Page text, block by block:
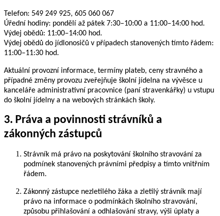
Telefon: 549 249 925, 605 060 067
Úřední hodiny: pondělí až pátek 7:30–10:00 a 11:00–14:00 hod.
Výdej obědů: 11:00–14:00 hod.
Výdej obědů do jídlonosičů v případech stanovených tímto řádem:
11:00–11:30 hod.
Aktuální provozní informace, termíny plateb, ceny stravného a
případné změny provozu zveřejňuje školní jídelna na vývěsce u
kanceláře administrativní pracovnice (paní stravenkářky) u vstupu
do školní jídelny a na webových stránkách školy.
3. Práva a povinnosti strávníků a
zákonných zástupců
Strávník má právo na poskytování školního stravování za
podmínek stanovených právními předpisy a tímto vnitřním
řádem.
Zákonný zástupce nezletilého žáka a zletilý strávník mají
právo na informace o podmínkách školního stravování,
způsobu přihlašování a odhlašování stravy, výši úplaty a